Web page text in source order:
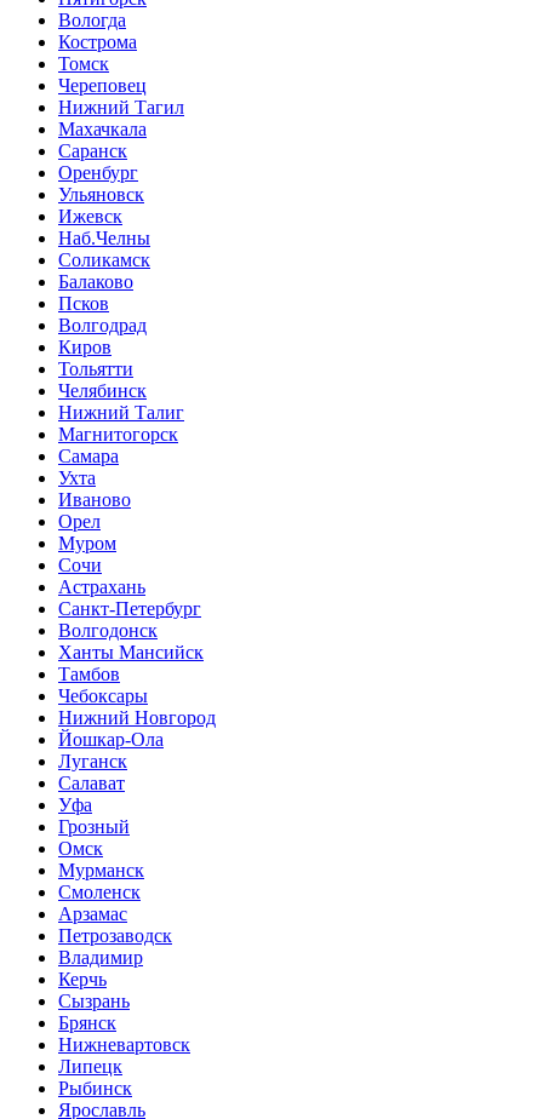
Вологда
Кострома
Томск
Череповец
Нижний Тагил
Махачкала
Саранск
Оренбург
Ульяновск
Ижевск
Наб.Челны
Соликамск
Балаково
Псков
Волгодрад
Киров
Тольятти
Челябинск
Нижний Талиг
Магнитогорск
Самара
Ухта
Иваново
Орел
Муром
Сочи
Астрахань
Санкт-Петербург
Волгодонск
Ханты Мансийск
Тамбов
Чебоксары
Нижний Новгород
Йошкар-Ола
Луганск
Салават
Уфа
Грозный
Омск
Мурманск
Смоленск
Арзамас
Петрозаводск
Владимир
Керчь
Сызрань
Брянск
Нижневартовск
Липецк
Рыбинск
Ярославль